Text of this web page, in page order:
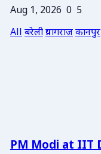
Aug 1, 2026 0 5
Allबरेलीप्रयागराजकानपुर
PM Modi at IIT